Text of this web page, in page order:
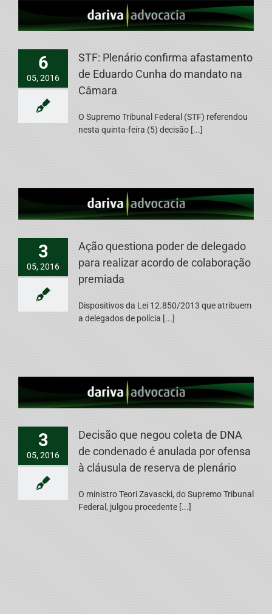
6
05, 2016
STF: Plenário confirma afastamento
de Eduardo Cunha do mandato na
Câmara
O Supremo Tribunal Federal (STF) referendou
nesta quinta-feira (5) decisão [...]
3
05, 2016
Ação questiona poder de delegado
para realizar acordo de colaboração
premiada
Dispositivos da Lei 12.850/2013 que atribuem
a delegados de polícia [...]
3
05, 2016
Decisão que negou coleta de DNA
de condenado é anulada por ofensa
à cláusula de reserva de plenário
O ministro Teori Zavascki, do Supremo Tribunal
Federal, julgou procedente [...]